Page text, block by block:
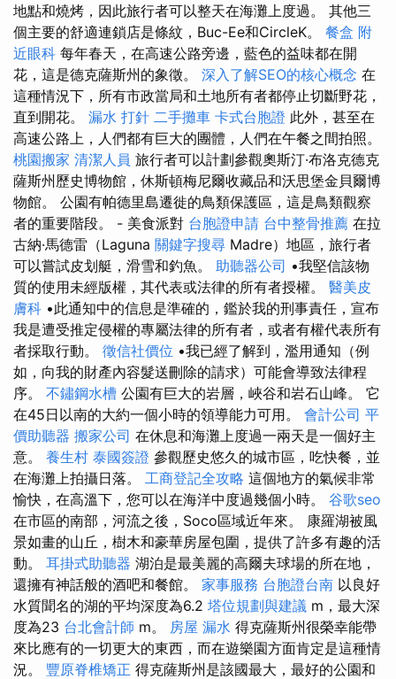
地點和燒烤，因此旅行者可以整天在海灘上度過。 其他三
個主要的舒適連鎖店是條紋，Buc-Ee和CircleK。 餐盒 附
近眼科 每年春天，在高速公路旁邊，藍色的益味都在開
花，這是德克薩斯州的象徵。 深入了解SEO的核心概念 在
這種情況下，所有市政當局和土地所有者都停止切斷野花，
直到開花。 漏水 打針 二手攤車 卡式台胞證 此外，甚至在
高速公路上，人們都有巨大的團體，人們在午餐之間拍照。
桃園搬家 清潔人員 旅行者可以計劃參觀奧斯汀·布洛克德克
薩斯州歷史博物館，休斯頓梅尼爾收藏品和沃思堡金貝爾博
物館。 公園有帕德里島遷徙的鳥類保護區，這是鳥類觀察
者的重要階段。 - 美食派對 台胞證申請 台中整骨推薦 在拉
古納·馬德雷（Laguna 關鍵字搜尋 Madre）地區，旅行者
可以嘗試皮划艇，滑雪和釣魚。 助聽器公司 •我堅信該物
質的使用未經版權，其代表或法律的所有者授權。 醫美皮
膚科 •此通知中的信息是準確的，鑑於我的刑事責任，宣布
我是遭受推定侵權的專屬法律的所有者，或者有權代表所有
者採取行動。 徵信社價位 •我已經了解到，濫用通知（例
如，向我的財產內容髮送刪除的請求）可能會導致法律程
序。 不鏽鋼水槽 公園有巨大的岩層，峽谷和岩石山峰。 它
在45日以南的大約一個小時的領導能力可用。 會計公司 平
價助聽器 搬家公司 在休息和海灘上度過一兩天是一個好主
意。 養生村 泰國簽證 參觀歷史悠久的城市區，吃快餐，並
在海灘上拍攝日落。 工商登記全攻略 這個地方的氣候非常
愉快，在高溫下，您可以在海洋中度過幾個小時。 谷歌seo
在市區的南部，河流之後，Soco區域近年來。 康羅湖被風
景如畫的山丘，樹木和豪華房屋包圍，提供了許多有趣的活
動。 耳掛式助聽器 湖泊是最美麗的高爾夫球場的所在地，
還擁有神話般的酒吧和餐館。 家事服務 台胞證台南 以良好
水質聞名的湖的平均深度為6.2 塔位規劃與建議 m，最大深
度為23 台北會計師 m。 房屋 漏水 得克薩斯州很榮幸能帶
來比應有的一切更大的東西，而在遊樂園方面肯定是這種情
況。 豐原脊椎矯正 得克薩斯州是該國最大，最好的公園和